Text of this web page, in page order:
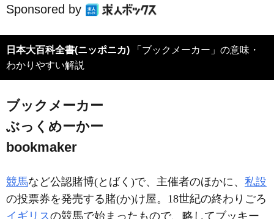
Sponsored by
日本大百科全書(ニッポニカ)
わかりやすい解説
ブックメーカー
ぶっくめーかー
bookmaker
競馬など公認賭博(とばく)で、主催者のほかに、 私設
の投票券を発売する賭(か)け屋。18世紀の終わりごろ
イギリスの競馬で始まったもので、略してブッキー